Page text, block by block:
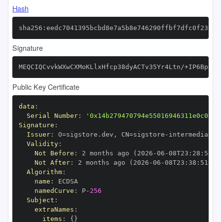
Hash
Signature
MEQCIQCvvkWXwCXMoKLlxHfcp38dyACTv35Yr4Ltn/
Public Key Certificate
data :
Serial Number:
Signature :
Issuer: O=sigstore.dev , CN=sigstore -
Validity:
Not Before : 2 months ago (2026 -06 -08T23 : 28 :
Not After: 2 months ago (2026 -06 -08T23 : 38 : 51+00
Algorithm:
name :
namedCurve : P- 256
Subject :
extraNames :
items : { }